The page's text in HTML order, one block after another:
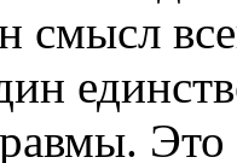
смысл